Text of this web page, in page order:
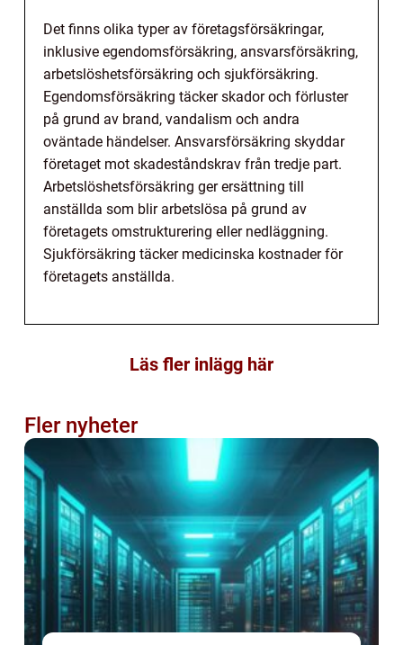
Det finns olika typer av företagsförsäkringar,
inklusive egendomsförsäkring, ansvarsförsäkring,
arbetslöshetsförsäkring och sjukförsäkring.
Egendomsförsäkring täcker skador och förluster
på grund av brand, vandalism och andra
oväntade händelser. Ansvarsförsäkring skyddar
företaget mot skadeståndskrav från tredje part.
Arbetslöshetsförsäkring ger ersättning till
anställda som blir arbetslösa på grund av
företagets omstrukturering eller nedläggning.
Sjukförsäkring täcker medicinska kostnader för
företagets anställda.
Läs fler inlägg här
Fler nyheter